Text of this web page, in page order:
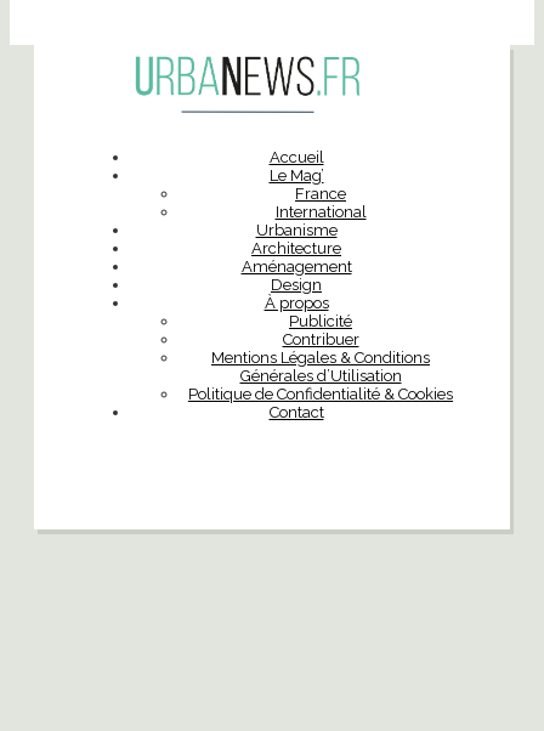
Accueil
Le Mag’
France
International
Urbanisme
Architecture
Aménagement
Design
À propos
Publicité
Contribuer
Mentions Légales & Conditions
Générales d’Utilisation
Politique de Confidentialité & Cookies
Contact